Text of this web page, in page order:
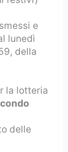
e
lunedì
della
la lotteria
delle